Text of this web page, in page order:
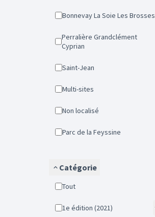
Bonnevay La Soie Les Brosses
Perralière Grandclément
Cyprian
Saint-Jean
Multi-sites
Non localisé
Parc de la Feyssine
Catégorie
Tout
1e édition (2021)